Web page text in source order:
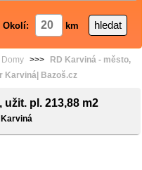
Okolí: km
Domy >>>
RD Karviná - město,
Karviná| Bazoš.cz
užit. pl. 213,88 m2